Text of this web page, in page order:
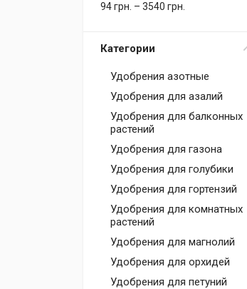
94грн. – 3540 грн.
Категории
Удобрения азотные
Удобрения для азалий
Удобрения для балконных
растений
Удобрения для газона
Удобрения для голубики
Удобрения для гортензий
Удобрения для комнатных
растений
Удобрения для магнолий
Удобрения для орхидей
Удобрения для петуний